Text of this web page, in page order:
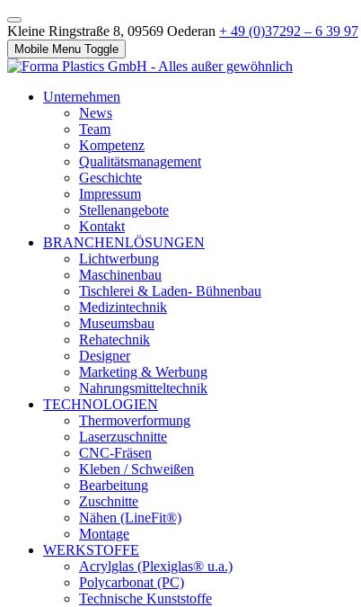
Kleine Ringstraße 8, 09569 Oederan + 49 (0)37292 – 6 39 97
Mobile Menu Toggle
Unternehmen
News
Team
Kompetenz
Qualitätsmanagement
Geschichte
Impressum
Stellenangebote
Kontakt
BRANCHENLÖSUNGEN
Lichtwerbung
Maschinenbau
Tischlerei & Laden- Bühnenbau
Medizintechnik
Museumsbau
Rehatechnik
Designer
Marketing & Werbung
Nahrungsmitteltechnik
TECHNOLOGIEN
Thermoverformung
Laserzuschnitte
CNC-Fräsen
Kleben / Schweißen
Bearbeitung
Zuschnitte
Nähen (LineFit®)
Montage
WERKSTOFFE
Acrylglas (Plexiglas® u.a.)
Polycarbonat (PC)
Technische Kunststoffe